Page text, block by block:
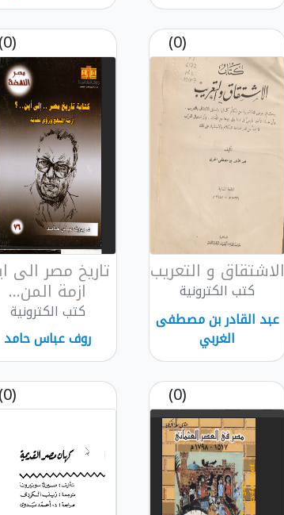
(0)
الاشتقاق و التعريب
كتب الكترونية
عبد القادر بن مصطفى
الغربي
(0)
تاريخ مصر الى
ازمة المن...
كتب الكترونية
روف عباس حامد
(0)
(0)